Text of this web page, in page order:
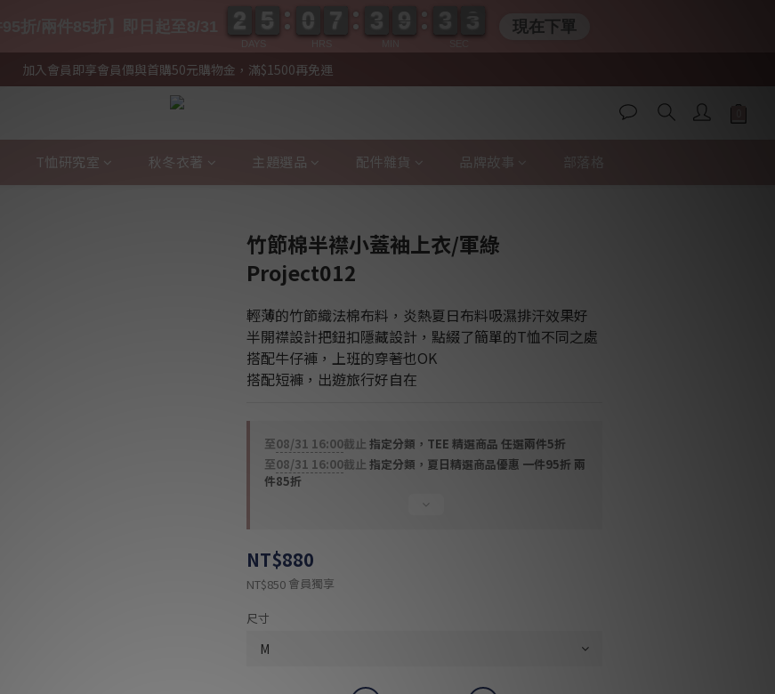
加入會員即享會員價與首購50元購物金，滿$1500再免運
T恤研究室 秋冬衣著 主題選品 配件雜貨 品牌故事
竹節棉半襟小蓋袖上衣/軍綠
Project012
輕薄的竹節織法棉布料，炎熱夏日布料吸濕排汗效果好
半開襟設計把鈕扣隱藏設計，點綴了簡單的T恤不同之處
搭配牛仔褲，上班的穿著也OK
搭配短褲，出遊旅行好自在
至08/31 16:00截止 指定分類，TEE 精選商品 任選兩件5折
至08/31 16:00截止 指定分類，夏日精選商品優惠 一件95折 兩
件85折
NT$880
NT$850 會員獨享
尺寸
2
2
2
2 5
5
5
5 0
0
0
0 7777 3
3
3
3 9999 現在下單